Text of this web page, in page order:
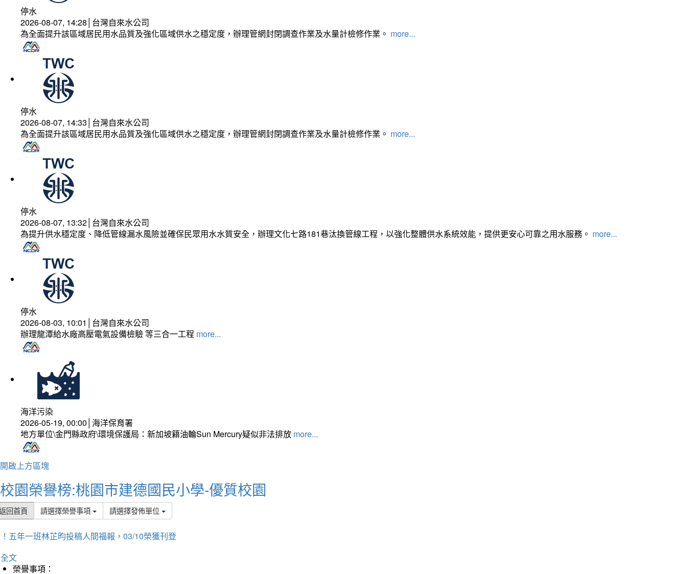
停水
2026-08-07, 14:28│台灣自來水公司
為全面提升該區域居民用水品質及強化區域供水之穩定度，辦理管網封閉調查作業及水量計檢修作業。 more...
停水
2026-08-07, 14:33│台灣自來水公司
為全面提升該區域居民用水品質及強化區域供水之穩定度，辦理管網封閉調查作業及水量計檢修作業。 more...
停水
2026-08-07, 13:32│台灣自來水公司
為提升供水穩定度、降低管線漏水風險並確保民眾用水水質安全，辦理文化七路181巷汰換管線工程，以強化整體供水系統效能，提供更安心可靠之用水服務。 more...
停水
2026-08-03, 10:01│台灣自來水公司
辦理龍潭給水廠高壓電氣設備檢驗 等三合一工程 more...
海洋污染
2026-05-19, 00:00│海洋保育署
地方單位\金門縣政府\環境保護局：新加坡籍油輪Sun Mercury疑似非法排放 more...
開啟上方區塊
校園榮譽榜:桃園市建德國民小學-優質校園
回首頁 請選擇榮譽事項 請選擇發佈單位
五年一班林芷昀投稿人間福報，03/10榮獲刊登
文
榮譽事項：